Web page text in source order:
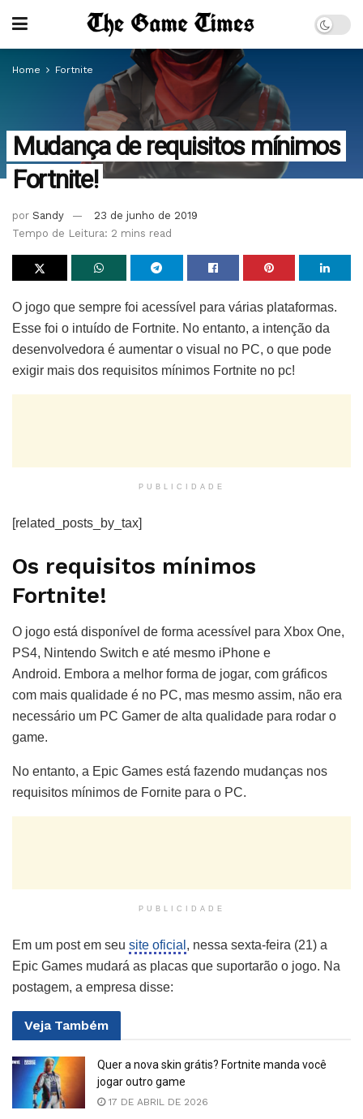
Home Fortnite
Mudança de requisitos mínimos
Fortnite!
por Sandy
23 de junho de 2019
Tempo de Leitura: 2 mins read
O jogo que sempre foi acessível para várias plataformas.
Esse foi o intuído de Fortnite. No entanto, a intenção da
desenvolvedora é aumentar o visual no PC, o que pode
exigir mais dos requisitos mínimos Fortnite no pc!
PUBLICIDADE
[related_posts_by_tax]
Os requisitos mínimos
Fortnite!
O jogo está disponível de forma acessível para Xbox One,
PS4, Nintendo Switch e até mesmo iPhone e
Android. Embora a melhor forma de jogar, com gráficos
com mais qualidade é no PC, mas mesmo assim, não era
necessário um PC Gamer de alta qualidade para rodar o
game.
No entanto, a Epic Games está fazendo mudanças nos
requisitos mínimos de Fornite para o PC.
PUBLICIDADE
Em um post em seu site oficial , nessa sexta-feira (21) a
Epic Games mudará as placas que suportarão o jogo. Na
postagem, a empresa disse:
Veja Também
Quer a nova skin grátis? Fortnite manda você
jogar outro game
17 DE ABRIL DE 2026